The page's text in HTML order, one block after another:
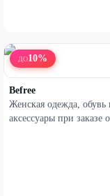
ДО10%
Befree
Женская одежда, обувь
аксессуары при заказе